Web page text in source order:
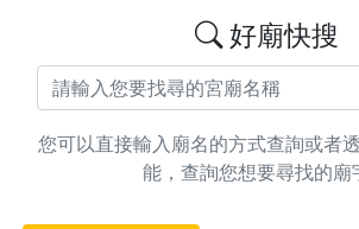
好廟快搜
您可以直接輸入廟名的方式查詢或者
能，查詢您想要尋找的廟